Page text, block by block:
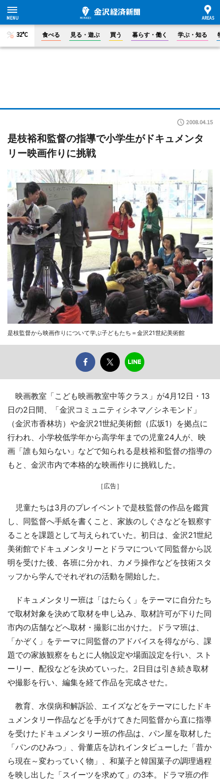
32°C 食べる 見る・遊ぶ 買う 暮らす・働く 学ぶ・知る
2008.04.15
是枝裕和監督の指導で小学生がドキュメンタ
リー映画作りに挑戦
是枝監督から映画作りについて学ぶ子どもたち＝金沢21世紀美術館
映画教室「こども映画教室中等クラス」が4月12日・13
日の2日間、「金沢コミュニティシネマ／シネモンド」
（金沢市香林坊）や金沢21世紀美術館（広坂1）を拠点に
行われ、小学校低学年から高学年までの児童24人が、映
画「誰も知らない」などで知られる是枝裕和監督の指導の
もと、金沢市内で本格的な映画作りに挑戦した。
［広告］
児童たちは3月のプレイベントで是枝監督の作品を鑑賞
し、同監督へ手紙を書くこと、家族のしぐさなどを観察す
ることを課題として与えられていた。初日は、金沢21世紀
美術館でドキュメンタリーとドラマについて同監督から説
明を受けた後、各班に分かれ、カメラ操作などを技術スタ
ッフから学んでそれぞれの活動を開始した。
ドキュメンタリー班は「はたらく」をテーマに自分たち
で取材対象を決めて取材を申し込み、取材許可が下りた同
市内の店舗などへ取材・撮影に出かけた。ドラマ班は、
「かぞく」をテーマに同監督のアドバイスを得ながら、課
題での家族観察をもとに人物設定や場面設定を行い、スト
ーリー、配役などを決めていった。2日目は引き続き取材
や撮影を行い、編集を経て作品を完成させた。
教育、水俣病和解訴訟、エイズなどをテーマにしたドキ
ュメンタリー作品などを手がけてきた同監督から直に指導
を受けたドキュメンタリー班の作品は、パン屋を取材した
「パンのひみつ」、骨董店を訪れインタビューした「昔か
ら現在～変わっていく物」、和菓子と韓国菓子の調理過程
を映し出した「スイーツを求めて」の3本。ドラマ班の作